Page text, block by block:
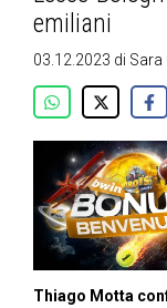
emiliani
03.12.2023 di Sara
Thiago Motta